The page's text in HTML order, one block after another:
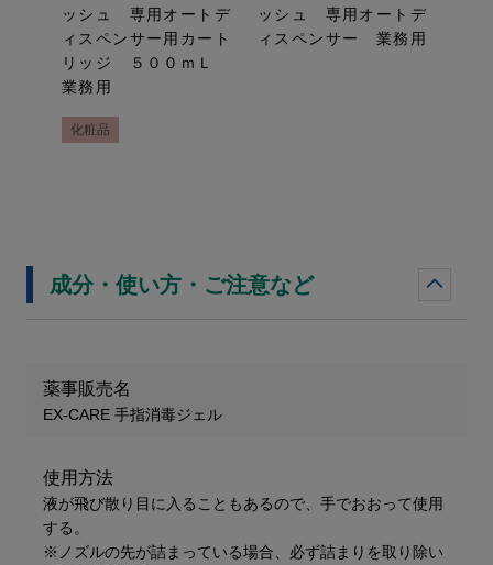
ッシュ 専用オートデ
ィスペンサー用カート
リッジ ５００ｍＬ
業務用
化粧品
ッシュ 専用オートデ
ィスペンサー 業務用
成分・使い方・ご注意など
薬事販売名
EX-CARE 手指消毒ジェル
使用方法
液が飛び散り目に入ることもあるので、​手でおおって使用
する​。
※ノズルの先が詰まっている場合、必ず詰まりを取り除い